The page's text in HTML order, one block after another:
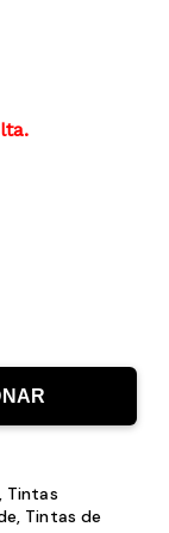
, Tintas
, Tintas de